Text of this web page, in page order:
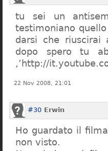
tu sei un
testimoniano
darsi che riuscirai
dopo spero tu
,’http://
22 Nov 2008, 21:01
#30 Erwin
Ho guardato il
non visto.